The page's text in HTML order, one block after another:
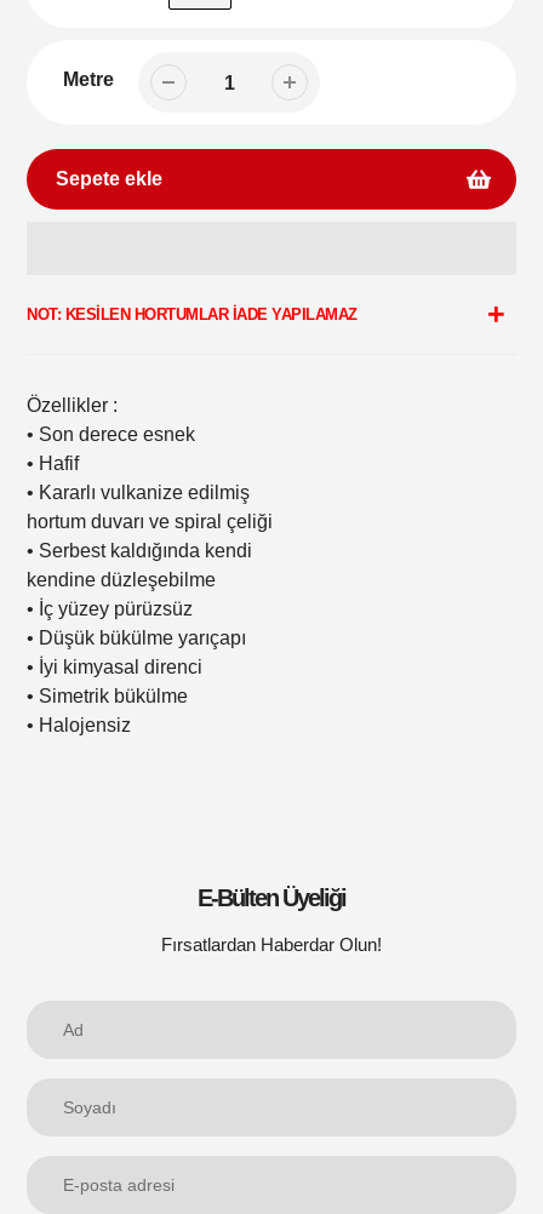
Metre
Sepete ekle
ürün
NOT: KESİLEN HORTUMLAR İADE YAPILAMAZ
Özellikler :
• Son derece esnek
• Hafif
• Kararlı vulkanize edilmiş
hortum duvarı ve spiral çeliği
• Serbest kaldığında kendi
kendine düzleşebilme
• İç yüzey pürüzsüz
• Düşük bükülme yarıçapı
• İyi kimyasal direnci
• Simetrik bükülme
• Halojensiz
E-Bülten Üyeliği
Fırsatlardan Haberdar Olun!